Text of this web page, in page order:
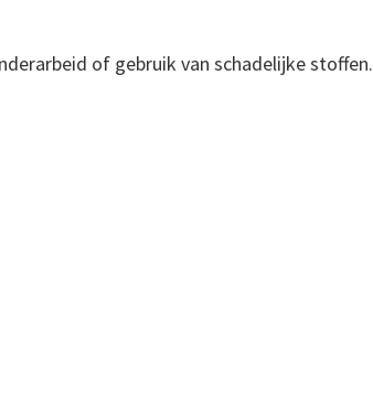
of gebruik van schadelijke stoffen.